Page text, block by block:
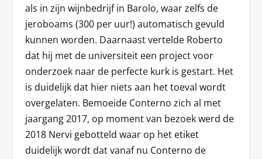
als in zijn wijnbedrijf in Barolo, waar zelfs de
jeroboams (300 per uur!) automatisch gevuld
kunnen worden. Daarnaast vertelde Roberto
dat hij met de universiteit een project voor
onderzoek naar de perfecte kurk is gestart. Het
is duidelijk dat hier niets aan het toeval wordt
overgelaten. Bemoeide Conterno zich al met
jaargang 2017, op moment van bezoek werd de
2018 Nervi gebotteld waar op het etiket
duidelijk wordt dat vanaf nu Conterno de